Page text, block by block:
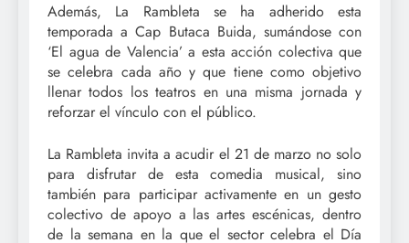
Además, La Rambleta se ha adherido esta
temporada a Cap Butaca Buida, sumándose con
‘El agua de Valencia’ a esta acción colectiva que
se celebra cada año y que tiene como objetivo
llenar todos los teatros en una misma jornada y
reforzar el vínculo con el público.
La Rambleta invita a acudir el 21 de marzo no solo
para disfrutar de esta comedia musical, sino
también para participar activamente en un gesto
colectivo de apoyo a las artes escénicas, dentro
de la semana en la que el sector celebra el Día